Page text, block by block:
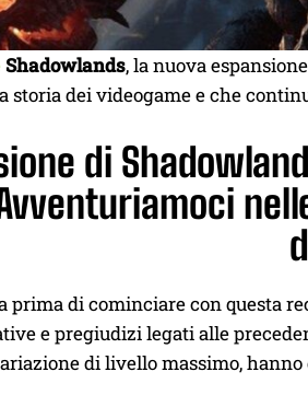
Shadowlands, la nuova
storia dei videogame e che
di
prima di cominciare con questa
e pregiudizi legati alle
di livello massimo,